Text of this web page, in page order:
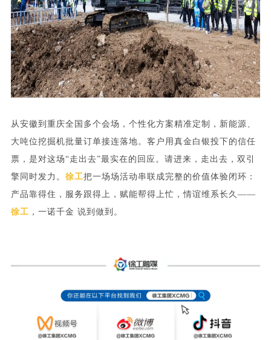
从安徽到重庆全国多个会场，个性化方案精准定制， 新能源、
大吨位挖掘机批量订单接连落地。客户用真金白银投下的信任
票，是对这场“走出去”最实在的回应。 请进来，走出去，双引
擎同时发力。 徐工把一场场活动串联成完整的价值体验闭环：
产品靠得住，服务跟得上，赋能帮得上忙，情谊维系长久——
徐工 ，一诺千金 说到做到。